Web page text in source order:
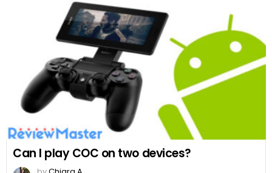
Can I play COC on two devices?